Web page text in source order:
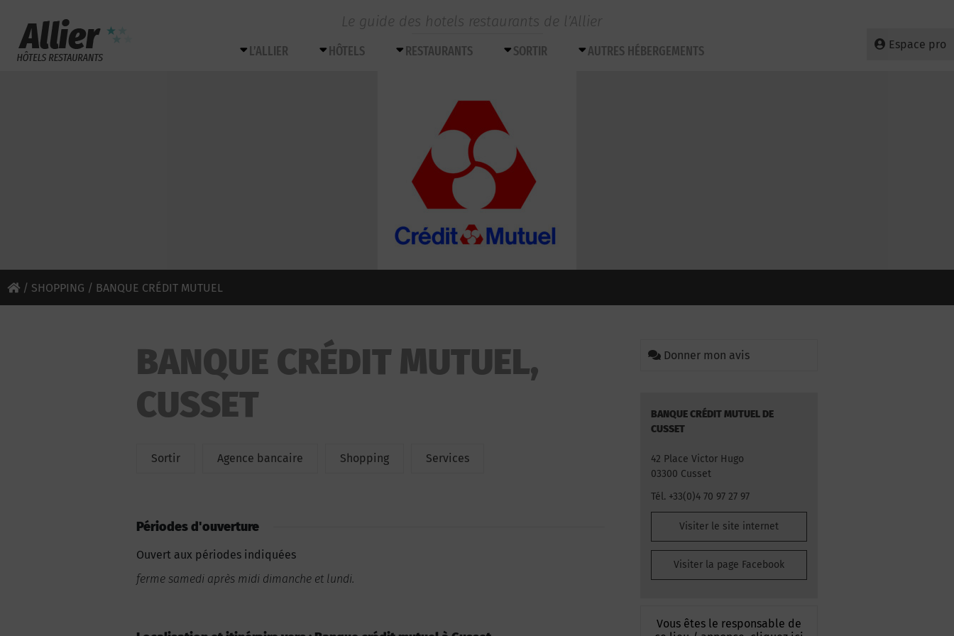
Le guide des hotels restaurants de l’Allier
Espace pro
L’ALLIER HÔTELS RESTAURANTS SORTIR AUTRES HÉBERGEMENTS
/ SHOPPING / BANQUE CRÉDIT MUTUEL
BANQUE CRÉDIT MUTUEL,
CUSSET
Sortir Agence bancaire Shopping Services
Donner mon avis
BANQUE CRÉDIT MUTUEL DE
CUSSET
42 Place Victor Hugo
03300 Cusset
Tél. +33(0)4 70 97 27 97
Visiter le site internet
Visiter la page Facebook
Vous êtes le responsable de
Périodes d'ouverture
Ouvert aux périodes indiquées
ferme samedi après midi dimanche et lundi.